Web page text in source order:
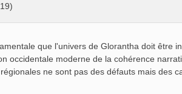
que l'univers de Glorantha doit être
occidentale moderne de la cohérence
ne sont pas des défauts mais des